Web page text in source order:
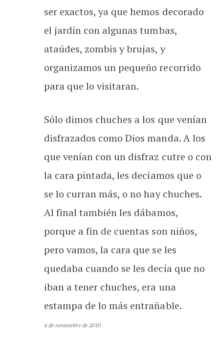
ser exactos, ya que hemos decorado
el jardín con algunas tumbas,
ataúdes, zombis y brujas, y
organizamos un pequeño recorrido
para que lo visitaran.
Sólo dimos chuches a los que venían
disfrazados como Dios manda. A los
que venían con un disfraz cutre o con
la cara pintada, les decíamos que o
se lo curran más, o no hay chuches.
Al final también les dábamos,
porque a fin de cuentas son niños,
pero vamos, la cara que se les
quedaba cuando se les decía que no
iban a tener chuches, era una
estampa de lo más entrañable.
4 de noviembre de 2010